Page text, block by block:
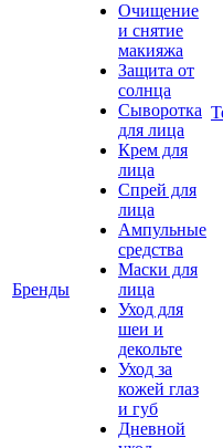
Бренды
Очищение
и снятие
макияжа
Защита от
солнца
Сыворотка
для лица
Крем для
лица
Спрей для
лица
Ампульные
средства
Маски для
лица
Уход для
шеи и
декольте
Уход за
кожей глаз
и губ
Дневной